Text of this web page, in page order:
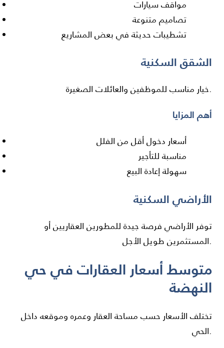
مواقف سيارات
تصاميم متنوعة
تشطيبات حديثة في بعض المشاريع
الشقق السكنية
خيار مناسب للموظفين والعائلات الصغيرة.
أهم المزايا
أسعار دخول أقل من الفلل
مناسبة للتأجير
سهولة إعادة البيع
الأراضي السكنية
توفر الأراضي فرصة جيدة للمطورين العقاريين أو
المستثمرين طويل الأجل.
متوسط أسعار العقارات في حي
النهضة
تختلف الأسعار حسب مساحة العقار وعمره وموقعه داخل
الحي.